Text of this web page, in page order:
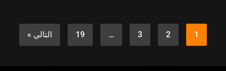
1
2
3
…
19 التالي »